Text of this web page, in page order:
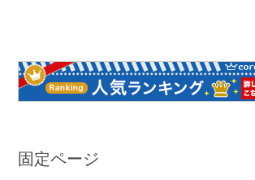
固定ページ